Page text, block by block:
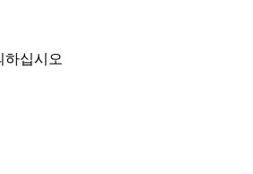
하십시오